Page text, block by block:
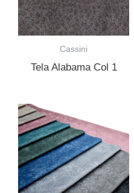
Cassini
Tela Alabama Col 1